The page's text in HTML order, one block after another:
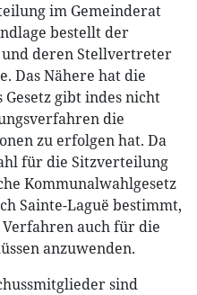
im Gemeinderat
bestellt der
deren Stellvertreter
Das Nähere hat die
gibt indes nicht
die
zu erfolgen hat. Da
für die Sitzverteilung
Kommunalwahlgesetz
Sainte-Laguë bestimmt,
auch für die
anzuwenden.
sind